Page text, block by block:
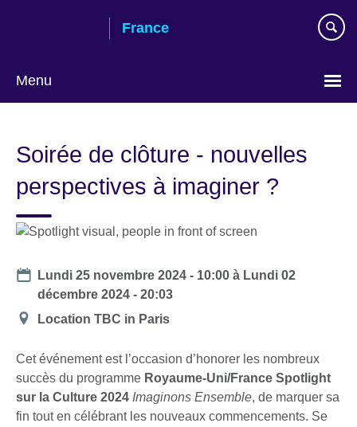
France
Menu
language
Soirée de clôture - nouvelles
perspectives à imaginer ?
Date
Lundi 25 novembre 2024 - 10:00 à Lundi 02
décembre 2024 - 20:03
Lieu
Location TBC in Paris
Cet événement est l’occasion d’honorer les nombreux
succès du programme Royaume-Uni/France Spotlight
sur la Culture 2024 Imaginons Ensemble, de marquer sa
fin tout en célébrant les nouveaux commencements. Se